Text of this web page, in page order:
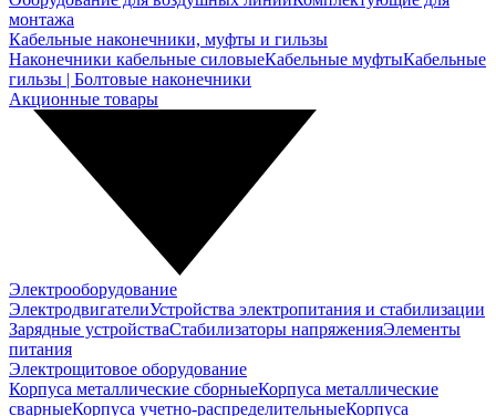
монтажа
Кабельные наконечники, муфты и гильзы
Наконечники кабельные силовыеКабельные муфтыКабельные
гильзы | Болтовые наконечники
Акционные товары
Электрооборудование
ЭлектродвигателиУстройства электропитания и стабилизации
Зарядные устройстваСтабилизаторы напряженияЭлементы
питания
Электрощитовое оборудование
Корпуса металлические сборныеКорпуса металлические
сварныеКорпуса учетно-распределительныеКорпуса